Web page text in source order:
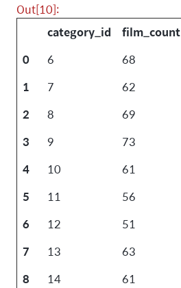
Out[10]:
category_id
film_count
0
6
68
1
7
62
2
8
69
3
9
73
4
10
61
5
11
56
6
12
51
7
13
63
8
14
61